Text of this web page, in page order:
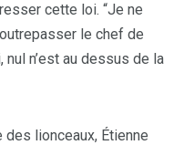
cette loi. “Je ne
le chef de
nul n’est au dessus de la
lionceaux, Étienne